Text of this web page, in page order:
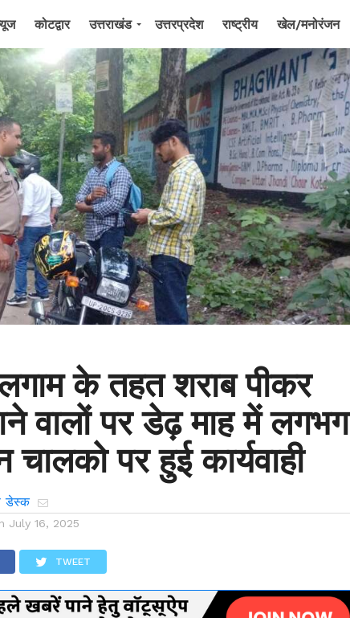
कोटद्वार उत्तराखंड उत्तरप्रदेश राष्ट्रीय खेल/मनोरंजन
के तहत शराब पीकर
वालों पर डेढ़ माह में लगभग
चालको पर हुई कार्यवाही
डेस्क
July 16, 2025
TWEET